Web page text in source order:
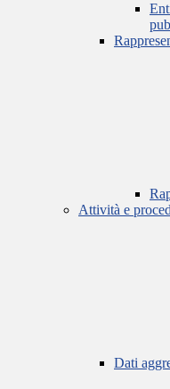
Attività e
Dati